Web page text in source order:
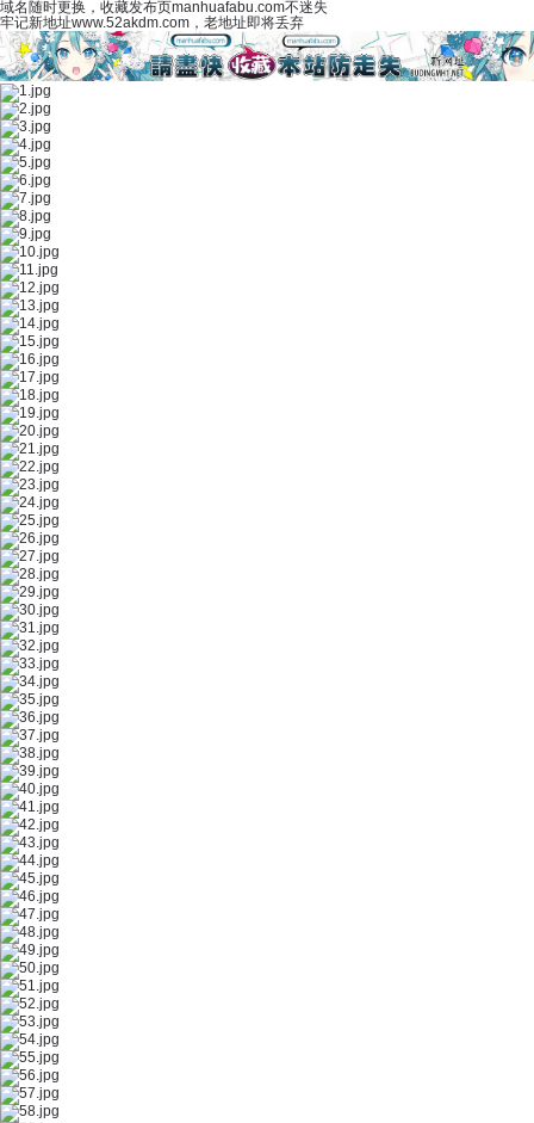
域名随时更换，收藏发布页manhuafabu.com不迷失
牢记新地址www.52akdm.com，老地址即将丢弃